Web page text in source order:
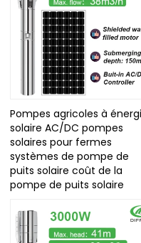
Pompes agricoles à
solaire AC/DC pompes
solaires pour fermes
systèmes de pompe de
puits solaire coût de la
pompe de puits solaire